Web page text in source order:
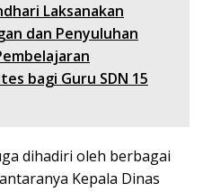
Laksanakan
dan Penyuluhan
bagi Guru SDN 15
dihadiri oleh berbagai
Kepala Dinas